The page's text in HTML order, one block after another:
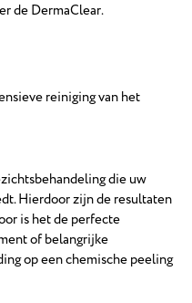
de DermaClear.
reiniging van het
die uw
Hierdoor zijn de resultaten
is het de perfecte
of belangrijke
op een chemische peeling